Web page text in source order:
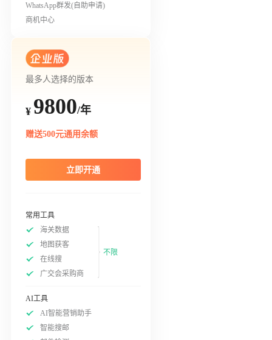
WhatsApp群发(自助申请)
商机中心
最多人选择的版本
¥ 9800/年
赠送500元通用余额
立即开通
常用工具
海关数据
地图获客
在线搜
广交会采购商
不限
AI工具
AI智能营销助手
智能搜邮